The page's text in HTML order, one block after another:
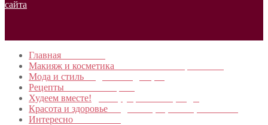
сайта
Главная
Макияж и косметика
Мода и стиль
Рецепты
Худеем вместе!
Красота и здоровье
Интересно